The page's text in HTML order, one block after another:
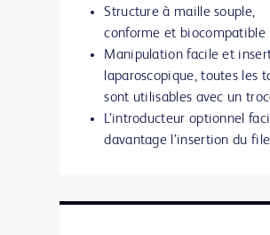
Structure à maille souple,
conforme et biocompatible
Manipulation facile et
laparoscopique, toutes les
sont utilisables avec un
L’introducteur optionnel
davantage l’insertion du